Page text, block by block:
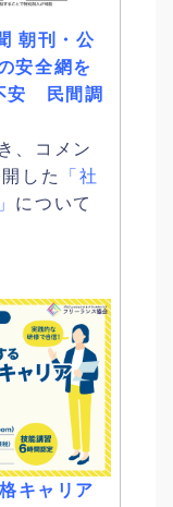
朝刊・公
安全網を
安 民間調
、コメン
した
「社
について
キャリア